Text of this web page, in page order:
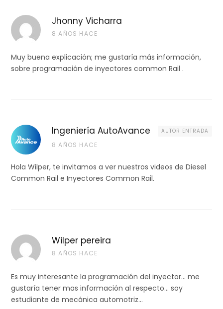
Jhonny Vicharra
8 AÑOS HACE
Muy buena explicación; me gustaría más información,
sobre programación de inyectores common Rail .
Ingeniería AutoAvance AUTOR ENTRADA
8 AÑOS HACE
Hola Wilper, te invitamos a ver nuestros videos de Diesel
Common Rail e Inyectores Common Rail.
Wilper pereira
8 AÑOS HACE
Es muy interesante la programación del inyector… me
gustaría tener mas información al respecto… soy
estudiante de mecánica automotriz…